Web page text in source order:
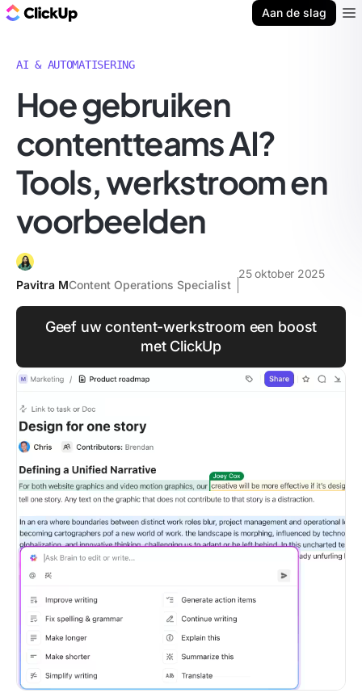
Aan de slag
AI & AUTOMATISERING
Hoe gebruiken
contentteams AI?
Tools, werkstroom en
voorbeelden
Pavitra MContent Operations Specialist
25 oktober 2025
Geef uw content-werkstroom een boost
met ClickUp